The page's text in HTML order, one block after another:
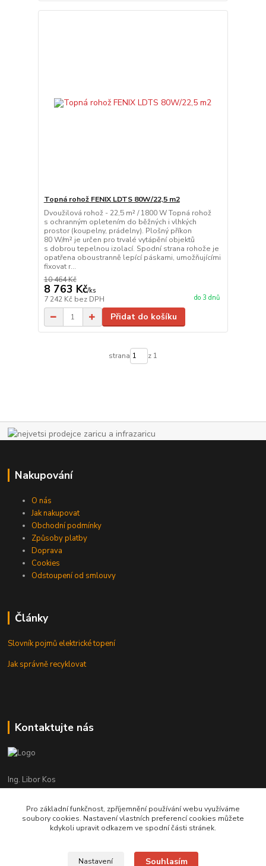
Topná rohož FENIX LDTS 80W/22,5 m2
Dvoužilová rohož - 22,5 m² / 1800 W Topná rohož
s ochranným opletením do běžných i vlhkých
prostor (koupelny, prádelny). Plošný příkon
80 W/m² je určen pro trvalé vytápění objektů
s dobrou tepelnou izolací. Spodní strana rohože je
opatřena oboustranně lepící páskami, umožňujícími
fixovat r...
10 464 Kč
8 763 Kč/ks
7 242 Kč bez DPH do 3 dnů
Přidat do košíku
strana z 1
Nakupování
O nás
Jak nakupovat
Obchodní podmínky
Způsoby platby
Doprava
Cookies
Odstoupení od smlouvy
Články
Slovník pojmů elektrické topení
Jak správně recyklovat
Kontaktujte nás
Ing. Libor Kos
+420 601 555 225
(Po-Pá: 8-17:00 hod.)
info@infrasystemy.cz
Pro základní funkčnost, zpříjemnění používání webu využíváme
soubory cookies. Nastavení vlastních preferencí cookies můžete
kdykoli upravit odkazem ve spodní části stránek.
Nastavení Souhlasím